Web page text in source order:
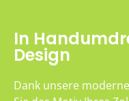
In
Design
Dank unsere